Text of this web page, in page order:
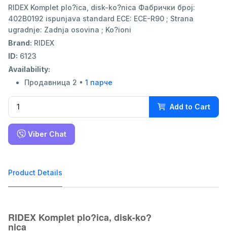
RIDEX Komplet plo?ica, disk-ko?nica Фабрички број:
402B0192 ispunjava standard ECE: ECE-R90 ; Strana
ugradnje: Zadnja osovina ; Ko?ioni
Brand: RIDEX
ID: 6123
Availability:
Продавница 2 • 1 парче
Add to Cart
Viber Chat
Product Details
RIDEX Komplet plo?ica, disk-ko?
nica